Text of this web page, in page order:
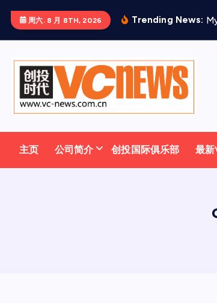
正
周六. 8 月 8TH, 2026 Trending News: M
主页 公司简介 创投国际俱乐部 最